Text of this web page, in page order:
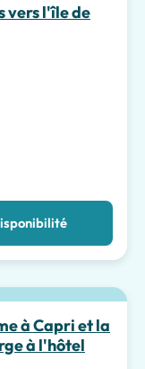
vers l'île de
à Capri et la
à l'hôtel